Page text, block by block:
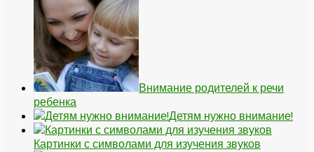
Внимание родителей к речи
ребенка
Детям нужно внимание!
Картинки с символами для изучения звуков